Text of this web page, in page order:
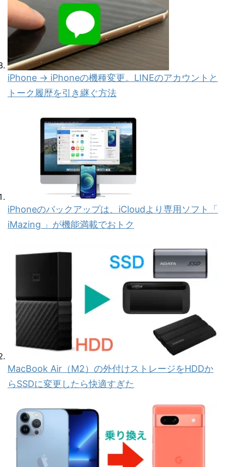
iPhone → iPhoneの機種変更。LINEのアカウントと
トーク履歴を引き継ぐ方法
iPhoneのバックアップは、iCloudより専用ソフト「
iMazing 」が機能満載でおトク
MacBook Air（M2）の外付けストレージをHDDか
らSSDに変更したら快適すぎた